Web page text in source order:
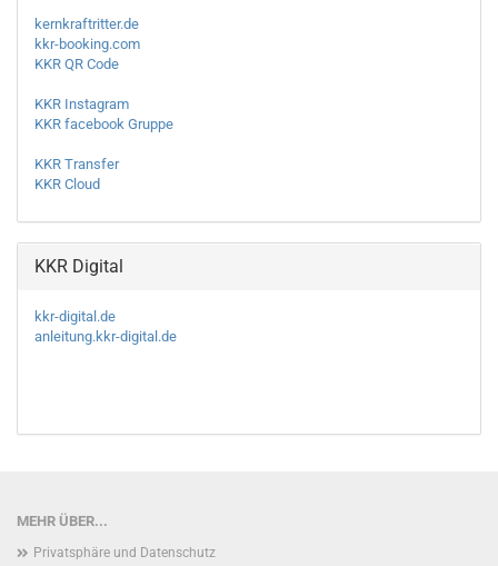
kernkraftritter.de
kkr-booking.com
KKR QR Code
KKR Instagram
KKR facebook Gruppe
KKR Transfer
KKR Cloud
KKR Digital
kkr-digital.de
anleitung.kkr-digital.de
MEHR ÜBER...
Privatsphäre und Datenschutz